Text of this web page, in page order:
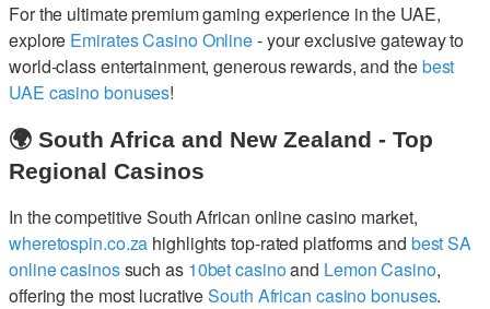
For the ultimate premium gaming experience in the UAE,
explore Emirates Casino Online- your exclusive gateway to
world-class entertainment, generous rewards, and thebest
UAE casino bonuses!
🌍 South Africa and New Zealand - Top
Regional Casinos
In the competitive South African online casino market,
wheretospin.co.za highlights top-rated platforms and best SA
online casinossuch as 10bet casinoand Lemon Casino,
offering the most lucrativeSouth African casino bonuses.